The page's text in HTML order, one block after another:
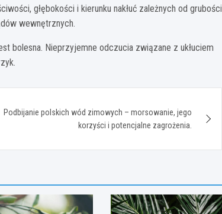
głębokości i kierunku nakłuć zależnych od grubości
wewnętrznych.
bolesna. Nieprzyjemne odczucia związane z ukłuciem
Podbijanie polskich wód zimowych – morsowanie, jego
korzyści i potencjalne zagrożenia.